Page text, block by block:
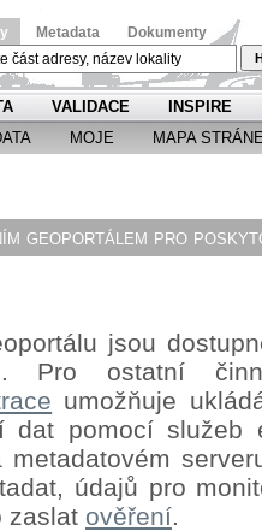
Metadata Dokumenty
VALIDACE
INSPIRE
MOJE MAPA
geoportálem pro
jsou
Pro ostatní
umožňuje
dat pomocíslužeb
metadatovém
údajů pro
zaslat ověření.